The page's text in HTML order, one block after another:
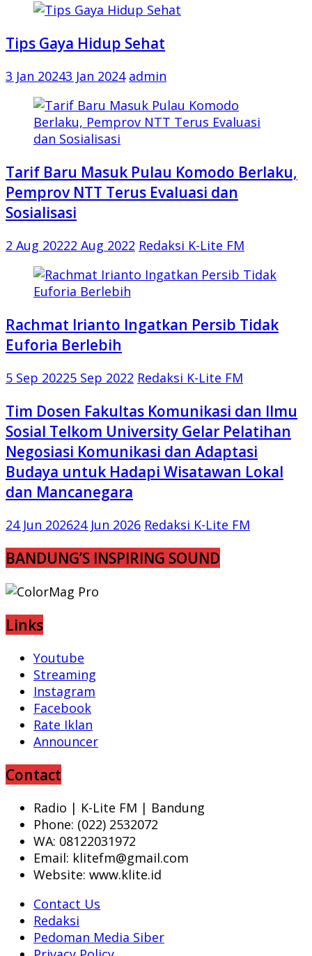
Tips Gaya Hidup Sehat
3 Jan 20243 Jan 2024 admin
Tarif Baru Masuk Pulau Komodo Berlaku,
Pemprov NTT Terus Evaluasi dan
Sosialisasi
2 Aug 20222 Aug 2022 Redaksi K-Lite FM
Rachmat Irianto Ingatkan Persib Tidak
Euforia Berlebih
5 Sep 20225 Sep 2022 Redaksi K-Lite FM
Tim Dosen Fakultas Komunikasi dan Ilmu
Sosial Telkom University Gelar Pelatihan
Negosiasi Komunikasi dan Adaptasi
Budaya untuk Hadapi Wisatawan Lokal
dan Mancanegara
24 Jun 202624 Jun 2026 Redaksi K-Lite FM
BANDUNG’S INSPIRING SOUND
Links
Youtube
Streaming
Instagram
Facebook
Rate Iklan
Announcer
Contact
Radio | K-Lite FM | Bandung
Phone: (022) 2532072
WA: 08122031972
Email: klitefm@gmail.com
Website: www.klite.id
Contact Us
Redaksi
Pedoman Media Siber